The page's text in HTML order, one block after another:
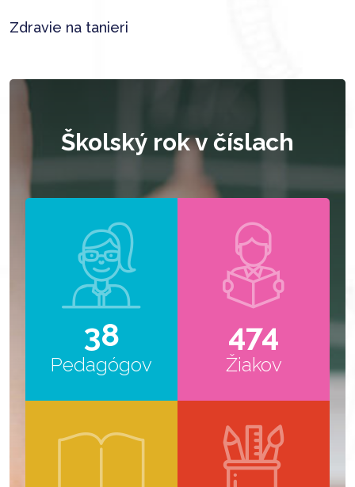
Zdravie na tanieri
Školský rok v číslach
38
Pedagógov
474
Žiakov